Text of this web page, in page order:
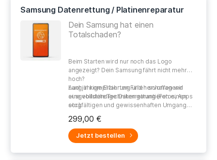
Samsung Datenrettung / Platinenreparatur
Dein Samsung hat einen
Totalschaden?
Beim Starten wird nur noch das Logo
angezeigt? Dein Samsungfährt nicht mehr
hoch?
Auch inkomplizierten Fällen schaffen wir
einevollständige Datenrettung (Fotos, Apps
etc.).
Langjährige Erfahrung und hervorragend
ausgebildete Techniker garantieren einen
sorgfältigen und gewissenhaften Umgang
299,00 €
Jetzt bestellen